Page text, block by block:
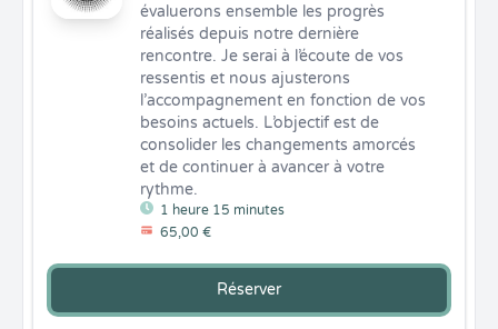
1 heure 15 minutes
65,00 €
évaluerons ensemble les progrès
réalisés depuis notre dernière
rencontre. Je serai à l’écoute de vos
ressentis et nous ajusterons
l’accompagnement en fonction de vos
besoins actuels. L’objectif est de
consolider les changements amorcés
et de continuer à avancer à votre
rythme.
Réserver